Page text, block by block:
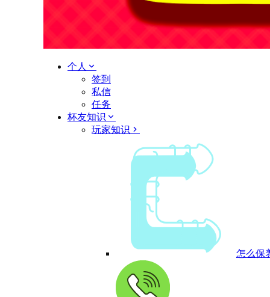
个人
签到
私信
任务
杯友知识
玩家知识
怎么保